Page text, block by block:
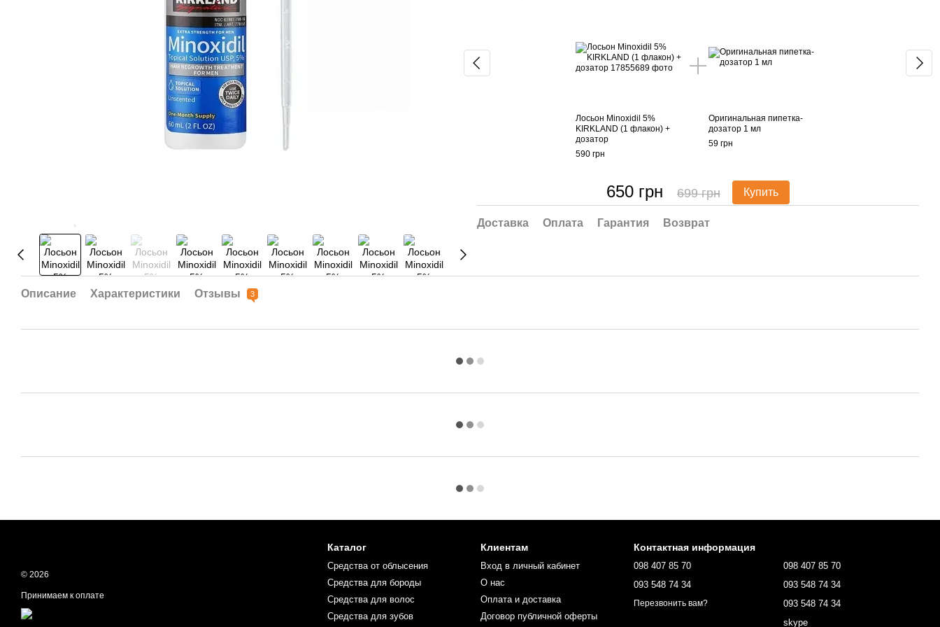
Лосьон Minoxidil 5%
KIRKLAND (1 флакон) +
дозатор
590 грн
Оригинальная пипетка-
дозатор 1 мл
59 грн
650 грн 699 грн Купить
Доставка Оплата Гарантия Возврат
Описание Характеристики Отзывы 3
© 2026
Принимаем к оплате
Каталог
Средства от облысения
Средства для бороды
Средства для волос
Средства для зубов
Клиентам
Вход в личный кабинет
О нас
Оплата и доставка
Договор публичной оферты
Контактная информация
098 407 85 70
093 548 74 34
Перезвонить вам?
098 407 85 70
093 548 74 34
093 548 74 34
skype